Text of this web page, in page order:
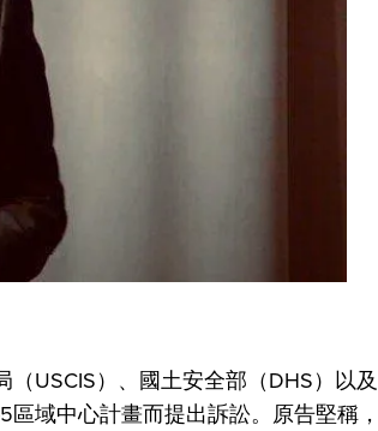
USCIS）、國土安全部（DHS）以及
域中心計畫而提出訴訟。原告堅稱，